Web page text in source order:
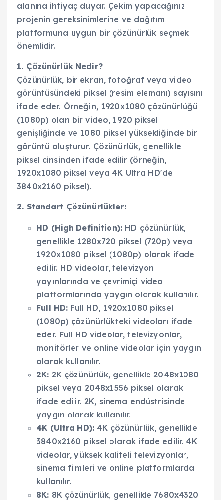
alanına ihtiyaç duyar. Çekim yapacağınız
projenin gereksinimlerine ve dağıtım
platformuna uygun bir çözünürlük seçmek
önemlidir.
1. Çözünürlük Nedir?
Çözünürlük, bir ekran, fotoğraf veya video
görüntüsündeki piksel (resim elemanı) sayısını
ifade eder. Örneğin, 1920x1080 çözünürlüğü
(1080p) olan bir video, 1920 piksel
genişliğinde ve 1080 piksel yüksekliğinde bir
görüntü oluşturur. Çözünürlük, genellikle
piksel cinsinden ifade edilir (örneğin,
1920x1080 piksel veya 4K Ultra HD'de
3840x2160 piksel).
2. Standart Çözünürlükler:
HD (High Definition): HD çözünürlük,
genellikle 1280x720 piksel (720p) veya
1920x1080 piksel (1080p) olarak ifade
edilir. HD videolar, televizyon
yayınlarında ve çevrimiçi video
platformlarında yaygın olarak kullanılır.
Full HD: Full HD, 1920x1080 piksel
(1080p) çözünürlükteki videoları ifade
eder. Full HD videolar, televizyonlar,
monitörler ve online videolar için yaygın
olarak kullanılır.
2K: 2K çözünürlük, genellikle 2048x1080
piksel veya 2048x1556 piksel olarak
ifade edilir. 2K, sinema endüstrisinde
yaygın olarak kullanılır.
4K (Ultra HD): 4K çözünürlük, genellikle
3840x2160 piksel olarak ifade edilir. 4K
videolar, yüksek kaliteli televizyonlar,
sinema filmleri ve online platformlarda
kullanılır.
8K: 8K çözünürlük, genellikle 7680x4320